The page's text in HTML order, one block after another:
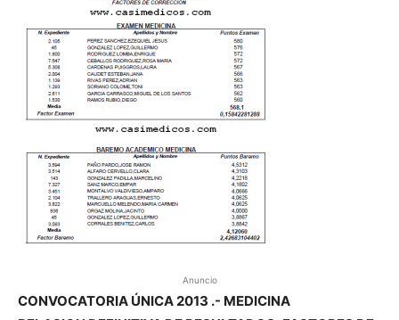
Anuncio
CONVOCATORIA ÚNICA 2013 .- MEDICINA